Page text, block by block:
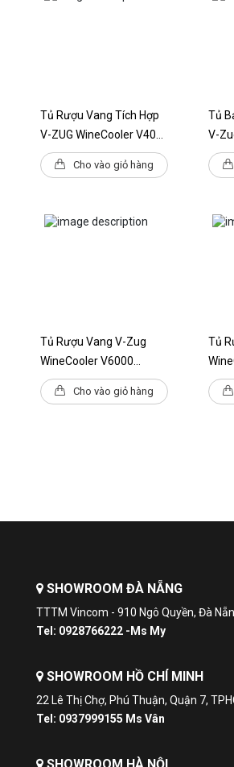
Loại ánh sáng
Phạm vi nhiệt độ - Tối đa
Số lượng chai rượu tối đa
Bản lề cửa mặc định
Nguồn gốc
Tủ Rượu Vang Tích Hợp
V-ZUG WineCooler V400
90cm - Màu Đen Bản Lề
Bên Phải
Cho vào giỏ hàng
Tủ
V-
Tủ Rượu Vang V-Zug
WineCooler V6000
Supreme - Bản Lề Cửa
Phải
Cho vào giỏ hàng
Tủ
Trái
SHOWROOM ĐÀ NẴNG
TTTM Vincom - 910 Ngô Quyền, Đà
Tel: 0928766222 -Ms My
SHOWROOM HỒ CHÍ MINH
22 Lê Thị Chợ, Phú Thuận, Quận 7,
Tel: 0937999155 Ms Vân